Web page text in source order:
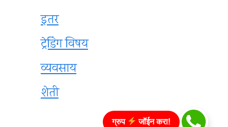
इतर
ट्रेडिंग विषय
व्यवसाय
शेती
ग्रुप जॉईन करा!